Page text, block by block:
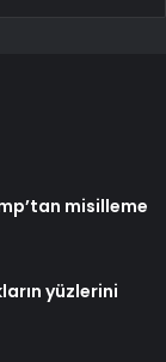
misilleme
yüzlerini